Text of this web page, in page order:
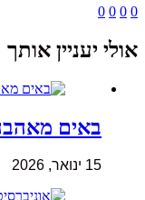
0
0
0
0
אולי יעניין אותך
באים
15 ינואר, 2026